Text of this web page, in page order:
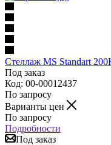
Стеллаж MS Standart
Под заказ
Код: 00-00012437
По запросу
Варианты цен
По запросу
Подробности
Под заказ